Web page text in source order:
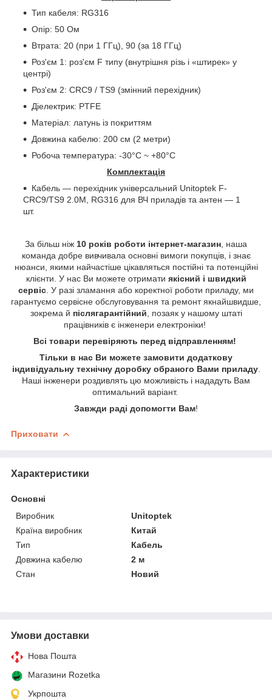
Тип кабеля: RG316
Опір: 50 Ом
Втрата: 20 (при 1 ГГц), 90 (за 18 ГГц)
Роз'єм 1: роз'єм F типу (внутрішня різь і «штирек» у
центрі)
Роз'єм 2: CRC9 / TS9 (змінний перехідник)
Діелектрик: PTFE
Матеріал: латунь із покриттям
Довжина кабелю: 200 см (2 метри)
Робоча температура: -30°С ~ +80°С
Комплектація
Кабель — перехідник універсальний Unitoptek F-
CRC9/TS9 2.0М, RG316 для ВЧ приладів та антен — 1
шт.
За більш ніж 10 років роботи інтернет-магазин , наша
команда добре вивчивала основні вимоги покупців, і знає
нюанси, якими найчастіше цікавляться постійні та потенційні
клієнти. У нас Ви можете отримати якісний і швидкий
сервіс . У разі зламання або коректної роботи приладу, ми
гарантуємо сервісне обслуговування та ремонт якнайшвидше,
зокрема й післягарантійний , позаяк у нашому штаті
працівників є інженери електроніки!
Всі товари перевіряють перед відправленням!
Тільки в нас Ви можете замовити додаткову
індивідуальну технічну доробку обраного Вами приладу.
Наші інженери роздивлять цю можливість і нададуть Вам
оптимальний варіант.
Завжди раді допомогти Вам!
Приховати
Характеристики
Основні
Виробник
Unitoptek
Країна виробник
Китай
Тип
Кабель
Довжина кабелю
2 м
Стан
Новий
Умови доставки
Нова Пошта
Магазини Rozetka
Укрпошта